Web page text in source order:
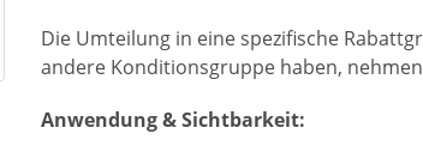
Die Umteilung in eine spezifische
andere Konditionsgruppe haben,
Anwendung & Sichtbarkeit: